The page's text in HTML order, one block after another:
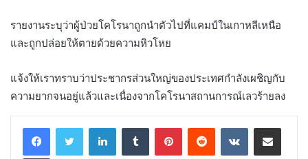
รายงานระบุว่าผู้ป่วยโคโรนาถูกนำตัวไปที่แคมป์ในเกาหลีเหนือ
และถูกปล่อยให้ตายด้วยความหิวโหย
แจ้งให้เราทราบว่าประชากรส่วนใหญ่ของประเทศกำลังเผชิญกับ
ความยากจนอยู่แล้วและเนื่องจากโคโรนาสถานการณ์เลวร้ายลง
LinkedInTumblr PinterestReddit VKontakteShare via Email